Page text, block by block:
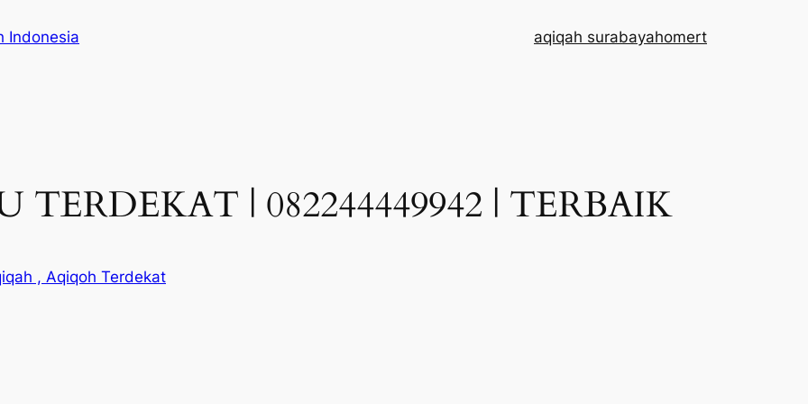
Indonesia aqiqah surabayahomert
| 082244449942 | TERBAIK
, Aqiqoh Terdekat